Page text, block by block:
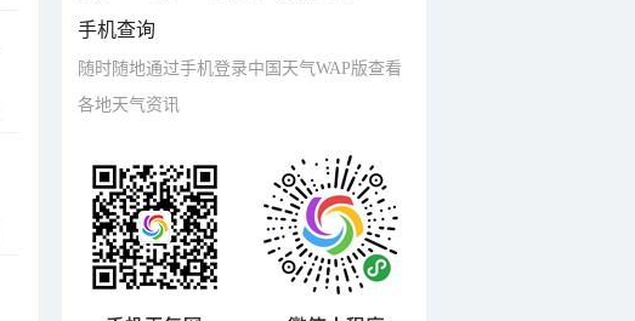
手机查询
随时随地通过手机登录中国天气WAP版查看
各地天气资讯